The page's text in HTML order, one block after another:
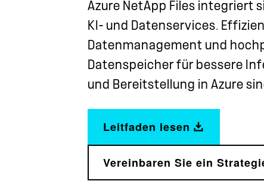
Azure NetApp Files integriert
KI- und Datenservices.
Datenmanagement und
Datenspeicher für bessere
und Bereitstellung in Azure
Leitfaden lesen
Vereinbaren Sie ein